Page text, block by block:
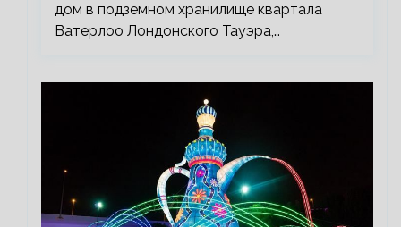
дом в подземном хранилище квартала
Ватерлоо Лондонского Тауэра,…